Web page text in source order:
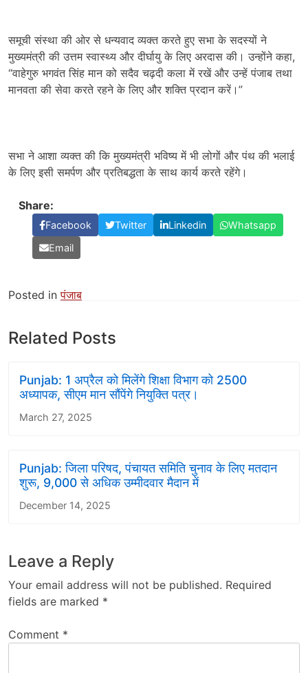
समूची संस्था की ओर से धन्यवाद व्यक्त करते हुए सभा के सदस्यों ने
मुख्यमंत्री की उत्तम स्वास्थ्य और दीर्घायु के लिए अरदास की। उन्होंने कहा,
“वाहेगुरु भगवंत सिंह मान को सदैव चढ़दी कला में रखें और उन्हें पंजाब तथा
मानवता की सेवा करते रहने के लिए और शक्ति प्रदान करें।”
सभा ने आशा व्यक्त की कि मुख्यमंत्री भविष्य में भी लोगों और पंथ की भलाई
के लिए इसी समर्पण और प्रतिबद्धता के साथ कार्य करते रहेंगे।
Share:
Facebook Twitter Linkedin
Whatsapp
Email
Posted inपंजाब
Related Posts
Punjab: 1 अप्रैल को मिलेंगे शिक्षा विभाग को 2500
अध्यापक, सीएम मान सौंपेंगे नियुक्ति पत्र।
March 27, 2025
Punjab: जिला परिषद, पंचायत समिति चुनाव के लिए मतदान
शुरू, 9,000 से अधिक उम्मीदवार मैदान में
December 14, 2025
Leave a Reply
Your email address will not be published. Required
fields are marked *
Comment *